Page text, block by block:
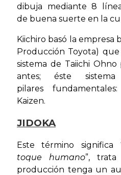
dibuja mediante 8
de buena suerte en la
Kiichiro basó la empresa
Producción Toyota)
sistema de Taiichi Ohno
antes; éste
pilares
Kaizen.
JIDOKA
Este término significa
toque humano”,
producción tenga un